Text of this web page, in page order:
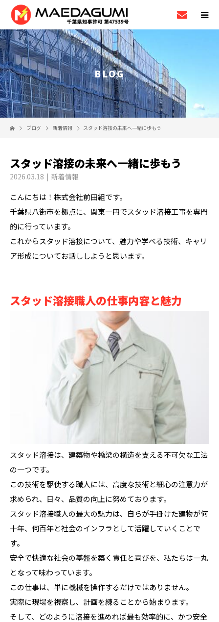
BLOG
ブログ 新着情報 スタッド溶接の未来へ一緒に歩もう
スタッド溶接の未来へ一緒に歩もう
2026.03.18 新着情報
こんにちは！株式会社前田組です。
千葉県八街市を拠点に、関東一円でスタッド溶接工事を専門
的に行っています。
これからスタッド溶接について、魅力や学べる技術、キャリ
ア形成についてお話ししようと思います。
スタッド溶接職人の仕事内容と魅力
スタッド溶接は、建築物や橋梁の構造を支える不可欠な工法
の一つです。
この技術を駆使する職人には、高度な技術と細心の注意力が
求められ、日々、品質の向上に努めております。
スタッド溶接職人の最大の魅力は、自らが手掛けた建物が何
十年、何百年と社会のインフラとして活躍していくことで
す。
安全で快適な社会の基盤を築く責任と喜びを、私たちは一丸
となって味わっています。
この仕事は、単に機械を操作するだけではありません。
実際に現場を視察し、計画を練ることから始まります。
そして、どのように溶接を進めれば最も効率的に、かつ安全